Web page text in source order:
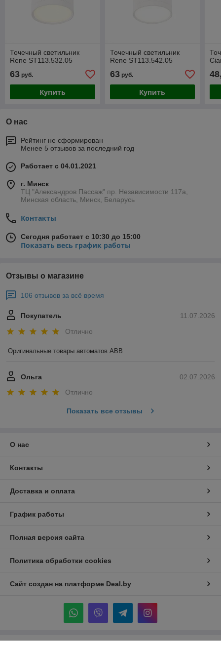
Точечный светильник
Rene ST113.532.05
63 руб.
Купить
Точечный светильник
Rene ST113.542.05
63руб.
Купить
О нас
Рейтинг не сформирован
Менее 5 отзывов за последний год
Работает с 04.01.2021
г. Минск
ТЦ "Александров Пассаж" пр. Независимости 117а,
Минская область, Минск, Беларусь
Контакты
Сегодня работает с 10:30 до 15:00
Показать весь график работы
Отзывы о магазине
106 отзывов за всё время
11.07.2026
Покупатель
Отлично
Оригинальные товары автоматов ABB
02.07.2026
Ольга
Отлично
Показать все отзывы
О нас
Контакты
Доставка и оплата
График работы
Полная версия сайта
Политика обработки cookies
Сайт создан на платформе Deal.by